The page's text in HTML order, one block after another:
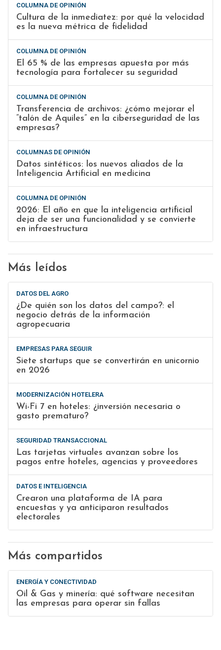
COLUMNA DE OPINIÓN
Cultura de la inmediatez: por qué la velocidad
es la nueva métrica de fidelidad
COLUMNA DE OPINIÓN
El 65 % de las empresas apuesta por más
tecnología para fortalecer su seguridad
COLUMNA DE OPINIÓN
Transferencia de archivos: ¿cómo mejorar el
“talón de Aquiles” en la ciberseguridad de las
empresas?
COLUMNAS DE OPINIÓN
Datos sintéticos: los nuevos aliados de la
Inteligencia Artificial en medicina
COLUMNA DE OPINIÓN
2026: El año en que la inteligencia artificial
deja de ser una funcionalidad y se convierte
en infraestructura
Más leídos
DATOS DEL AGRO
¿De quién son los datos del campo?: el
negocio detrás de la información
agropecuaria
EMPRESAS PARA SEGUIR
Siete startups que se convertirán en unicornio
en 2026
MODERNIZACIÓN HOTELERA
Wi-Fi 7 en hoteles: ¿inversión necesaria o
gasto prematuro?
SEGURIDAD TRANSACCIONAL
Las tarjetas virtuales avanzan sobre los
pagos entre hoteles, agencias y proveedores
DATOS E INTELIGENCIA
Crearon una plataforma de IA para
encuestas y ya anticiparon resultados
electorales
Más compartidos
ENERGÍA Y CONECTIVIDAD
Oil & Gas y minería: qué software necesitan
las empresas para operar sin fallas